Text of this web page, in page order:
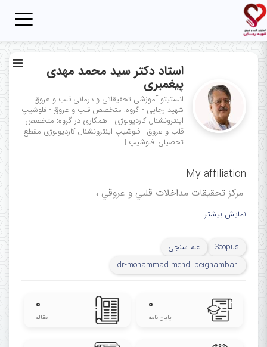
استاد دکتر سید محمد مهدی
پیغمبری
انستیتو آموزشی تحقیقاتی و درمانی قلب و عروق
شهید رجایی - گروه: متخصص قلب و عروق - فلوشیپ
اینترونشنال کاردیولوژی - همکاری در گروه: متخصص
قلب و عروق - فلوشیپ اینترونشنال کاردیولوژی مقطع
تحصیلی: فلوشیپ |
My affiliation
ﻣﺮﻛﺰ ﺗﺤﻘﯿﻘﺎت ﻣﺪاﺧﻼت ﻗﻠﺒﻲ و ﻋﺮوﻗﻲ ،
مرکز آموزشی، تحقیقاتی و درمانی
علوم پزشکی ایران، تهران، ایران
Cardiovascular Intervention Research
Center, Rajaie Cardiovascular Medical
and Research Center,
نمایش بیشتر
Scopus
علم سنجی
dr-mohammad mehdi peighambari
۰
پایان نامه
۰
مقاله